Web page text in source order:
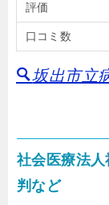
評価
口コミ数
坂出市立
社会医療法
判など